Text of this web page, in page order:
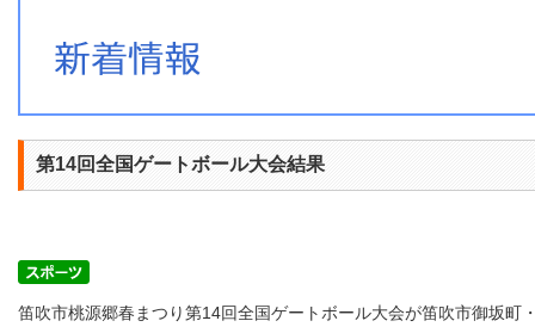
第14回全国ゲートボール大会結果
笛吹市桃源郷春まつり第14回全国ゲートボール大会が笛吹市御坂町